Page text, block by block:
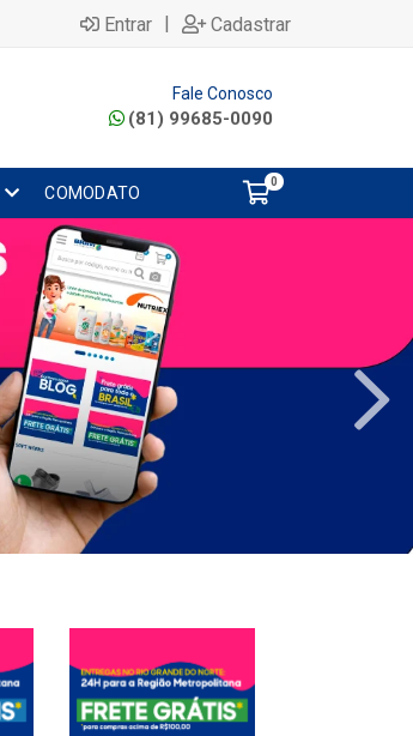
Entrar | Cadastrar
Fale Conosco
(81) 99685-0090
COMODATO
0